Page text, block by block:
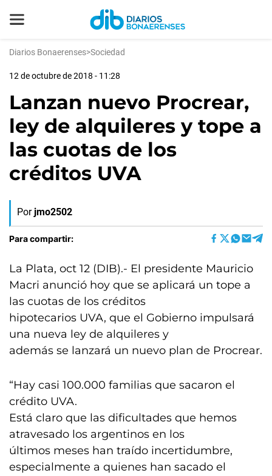
Diarios Bonaerenses>Sociedad
12 de octubre de 2018 - 11:28
Lanzan nuevo Procrear,
ley de alquileres y tope a
las cuotas de los
créditos UVA
Por jmo2502
Para compartir:
La Plata, oct 12 (DIB).- El presidente Mauricio
Macri anunció hoy que se aplicará un tope a
las cuotas de los créditos
hipotecarios UVA, que el Gobierno impulsará
una nueva ley de alquileres y
además se lanzará un nuevo plan de Procrear.
“Hay casi 100.000 familias que sacaron el
crédito UVA.
Está claro que las dificultades que hemos
atravesado los argentinos en los
últimos meses han traído incertidumbre,
especialmente a quienes han sacado el